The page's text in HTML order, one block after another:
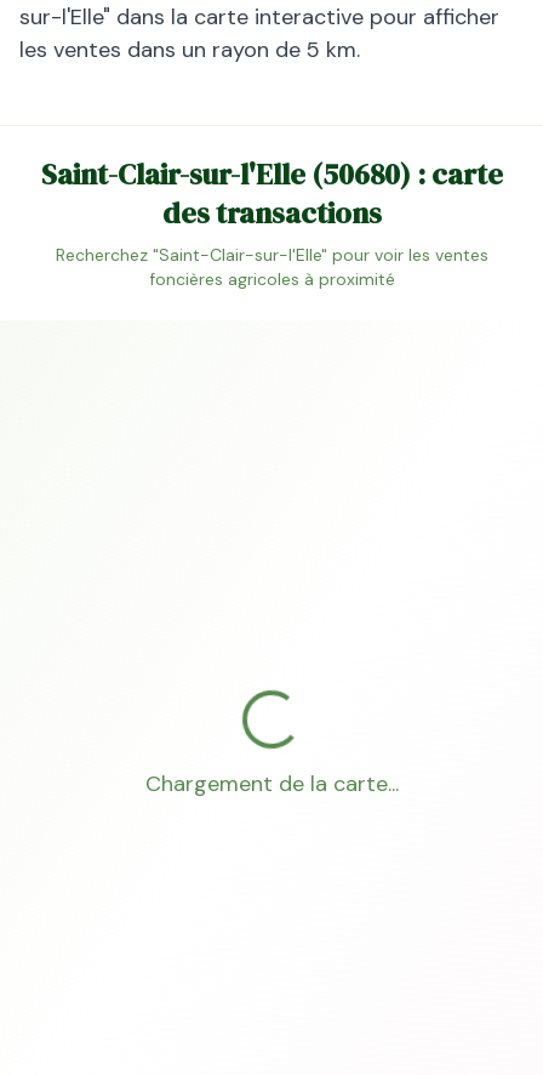
sur-l'Elle" dans la carte interactive pour afficher
les ventes dans un rayon de 5 km.
Saint-Clair-sur-l'Elle(50680) : carte
des transactions
Recherchez "Saint-Clair-sur-l'Elle" pour voir les ventes
foncières agricoles à proximité
Chargement de la carte...